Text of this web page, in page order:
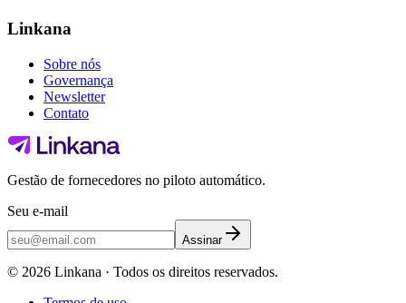
Linkana
Sobre nós
Governança
Newsletter
Contato
Gestão de fornecedores no piloto automático.
Seu e-mail
Assinar
© 2026 Linkana · Todos os direitos reservados.